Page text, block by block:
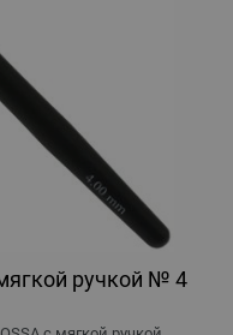
ручкой № 4